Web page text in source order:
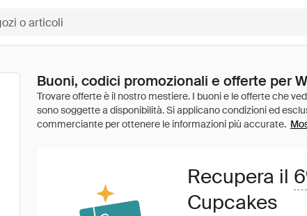
Buoni, codici promozionali e offerte per
Recupera il
Cupcakes